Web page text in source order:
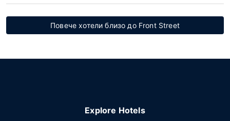
Повече хотели близо до Front Street
Explore Hotels